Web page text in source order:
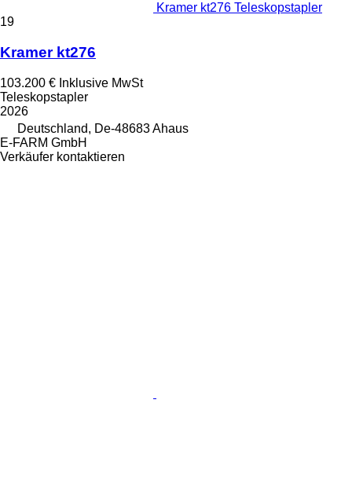
Kramer kt276 Teleskopstapler
19
Kramer kt276
103.200 € Inklusive MwSt
Teleskopstapler
2026
Deutschland, De-48683 Ahaus
E-FARM GmbH
Verkäufer kontaktieren